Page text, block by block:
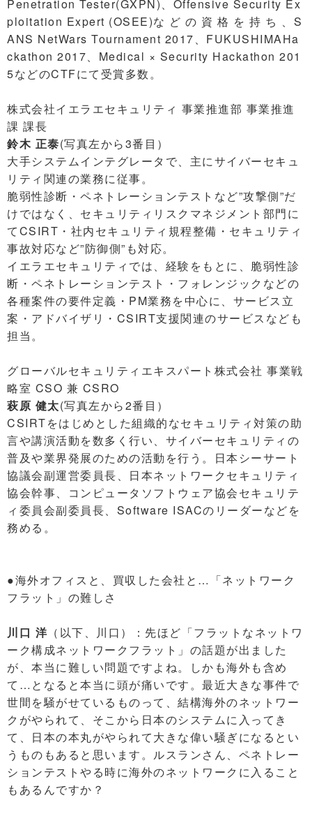
Penetration Tester(GXPN)、Offensive Security Ex
ploitation Expert (OSEE)な ど の 資 格 を 持 ち 、S
ANS NetWars Tournament 2017、FUKUSHIMAHa
ckathon 2017、Medical × Security Hackathon 201
5などのCTFにて受賞多数。
株式会社イエラエセキュリティ 事業推進部 事業推進
課 課長
鈴木 正泰(写真左から3番目）
大手システムインテグレータで、主にサイバーセキュ
リティ関連の業務に従事。
脆弱性診断・ペネトレーションテストなど”攻撃側”だ
けではなく、セキュリティリスクマネジメント部門に
てCSIRT・社内セキュリティ規程整備・セキュリティ
事故対応など”防御側”も対応。
イエラエセキュリティでは、経験をもとに、脆弱性診
断・ペネトレーションテスト・フォレンジックなどの
各種案件の要件定義・PM業務を中心に、サービス立
案・アドバイザリ・CSIRT支援関連のサービスなども
担当。
グローバルセキュリティエキスパート株式会社 事業戦
略室 CSO 兼 CSRO
萩原 健太(写真左から2番目）
CSIRTをはじめとした組織的なセキュリティ対策の助
言や講演活動を数多く行い、サイバーセキュリティの
普及や業界発展のための活動を行う。日本シーサート
協議会副運営委員長、日本ネットワークセキュリティ
協会幹事、コンピュータソフトウェア協会セキュリテ
ィ委員会副委員長、Software ISACのリーダーなどを
務める。
●海外オフィスと、買収した会社と…「ネットワーク
フラット」の難しさ
川口 洋 （以下、川口）：先ほど「フラットなネットワ
ーク構成ネットワークフラット」の話題が出ました
が、本当に難しい問題ですよね。しかも海外も含め
て…となると本当に頭が痛いです。最近大きな事件で
世間を騒がせているものって、結構海外のネットワー
クがやられて、そこから日本のシステムに入ってき
て、日本の本丸がやられて大きな偉い騒ぎになるとい
うものもあると思います。ルスランさん、ペネトレー
ションテストやる時に海外のネットワークに入ること
もあるんですか？